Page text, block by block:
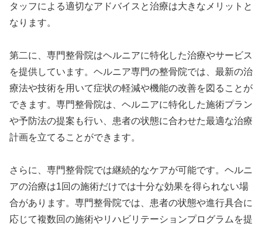
タッフによる適切なアドバイスと治療は大きなメリットと
なります。
第二に、専門整骨院はヘルニアに特化した治療やサービス
を提供しています。ヘルニア専門の整骨院では、最新の治
療法や技術を用いて症状の軽減や機能の改善を図ることが
できます。専門整骨院は、ヘルニアに特化した施術プラン
や予防法の提案も行い、患者の状態に合わせた最適な治療
計画を立てることができます。
さらに、専門整骨院では継続的なケアが可能です。ヘルニ
アの治療は1回の施術だけでは十分な効果を得られない場
合があります。専門整骨院では、患者の状態や進行具合に
応じて複数回の施術やリハビリテーションプログラムを提